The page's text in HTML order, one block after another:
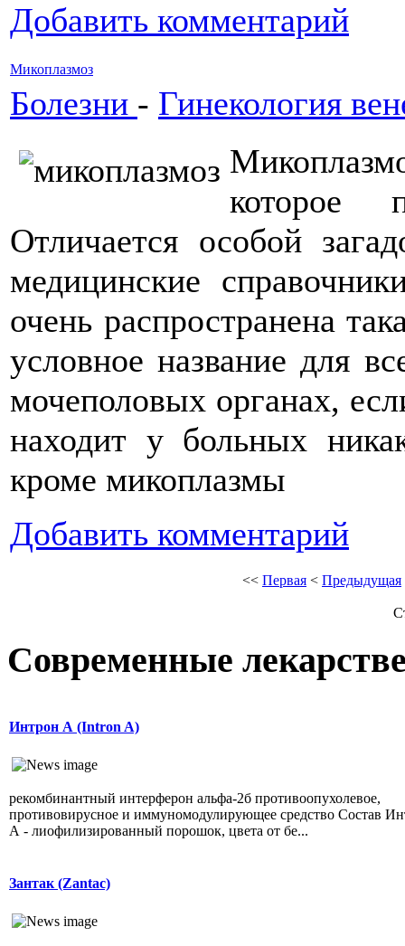
Добавить комментарий
Микоплазмоз
Болезни - Гинекология
которое
Отличается особой
медицинские
очень распространена
условное название для
мочеполовых органах,
находит у больных
кроме микоплазмы
Добавить комментарий
<< Первая < Предыдущая
Современные
Интрон А (Intron A)
рекомбинантный интерферон альфа-2б противоопухолевое,
противовирусное и иммуномодулирующее средство Состав
А - лиофилизированный порошок, цвета от бе...
Зантак (Zantac)